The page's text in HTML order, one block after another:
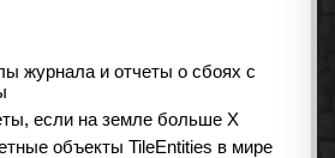
журнала и отчеты о сбоях с
если на земле больше X
объекты TileEntities в мире